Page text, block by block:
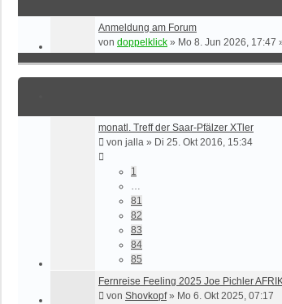
Anmeldung am Forum
von doppelklick » Mo 8. Jun 2026, 17:47
monatl. Treff der Saar-Pfälzer XTler
von jalla » Di 25. Okt 2016, 15:34
1
…
81
82
83
84
85
Fernreise Feeling 2025 Joe Pichler
von Shovkopf» Mo 6. Okt 2025, 07:17